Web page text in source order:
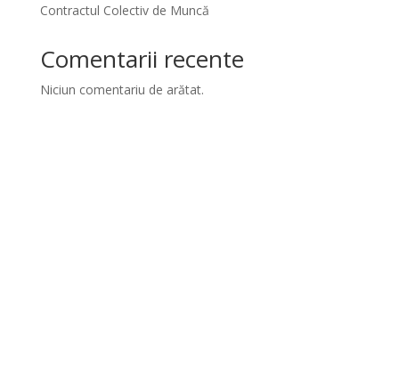
Contractul Colectiv de Muncă
Comentarii recente
Niciun comentariu de arătat.